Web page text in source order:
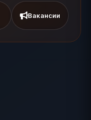
Вакансии